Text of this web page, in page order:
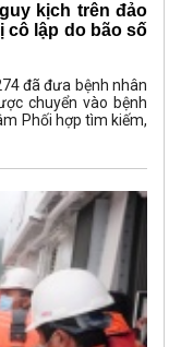
kịch trên đảo
cô lập do bão số
đã đưa bệnh nhân
chuyển vào bệnh
Phối hợp tìm kiếm,